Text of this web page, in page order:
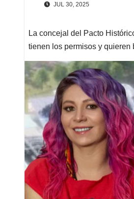
JUL 30, 2025
La concejal del Pacto
tienen los permisos y quieren